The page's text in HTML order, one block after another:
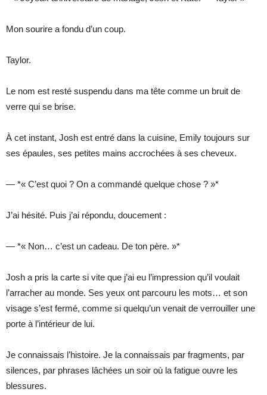
Mon sourire a fondu d’un coup.
Taylor.
Le nom est resté suspendu dans ma tête comme un bruit de
verre qui se brise.
À cet instant, Josh est entré dans la cuisine, Emily toujours sur
ses épaules, ses petites mains accrochées à ses cheveux.
— *« C’est quoi ? On a commandé quelque chose ? »*
J’ai hésité. Puis j’ai répondu, doucement :
— *« Non… c’est un cadeau. De ton père. »*
Josh a pris la carte si vite que j’ai eu l’impression qu’il voulait
l’arracher au monde. Ses yeux ont parcouru les mots… et son
visage s’est fermé, comme si quelqu’un venait de verrouiller une
porte à l’intérieur de lui.
Je connaissais l’histoire. Je la connaissais par fragments, par
silences, par phrases lâchées un soir où la fatigue ouvre les
blessures.